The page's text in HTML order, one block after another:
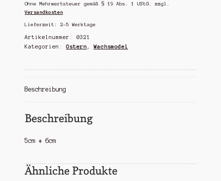
Ohne Mehrwertsteuer gemäß § 19 Abs. 1 UStG.
zzgl.
Versandkosten
Lieferzeit: 2-5 Werktage
Artikelnummer: 0321
Kategorien:Ostern ,Wachsmodel
Beschreibung
Beschreibung
5cm * 6cm
Ähnliche Produkte